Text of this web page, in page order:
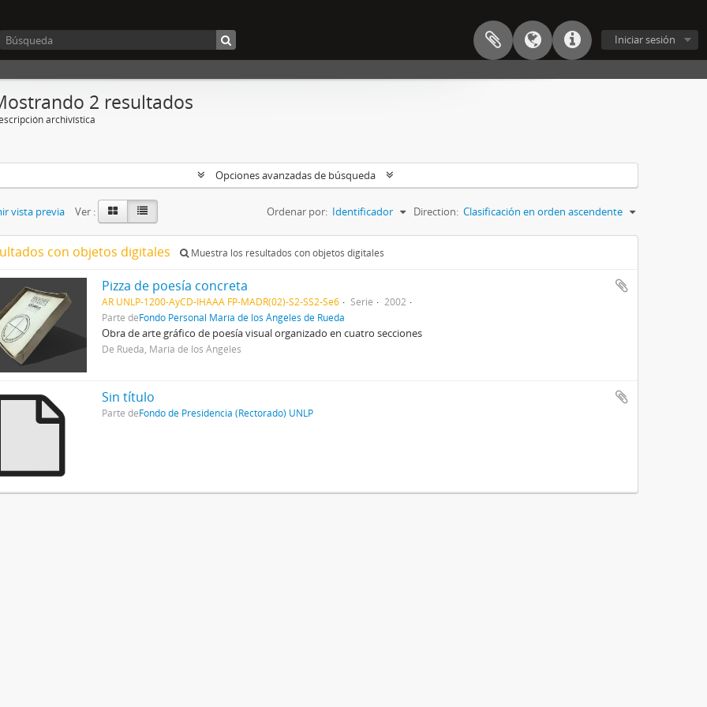
Iniciar sesión
2 resultados
archivística
Opciones avanzadas de búsqueda
vista previa Ver : Ordenar por: Identificador Direction: Clasificación en orden ascendente
con objetos digitales Muestra los resultados con objetos digitales
Pizza de poesía concreta
AR UNLP-1200-AyCD-IHAAA FP-MADR(02)-S2-SS2-Se6 Serie
2002
Parte deFondo Personal María de los Ángeles de Rueda
Obra de arte gráfico de poesía visual organizado en cuatro secciones
De Rueda, María de los Ángeles
Sin título
Parte deFondo de Presidencia (Rectorado) UNLP